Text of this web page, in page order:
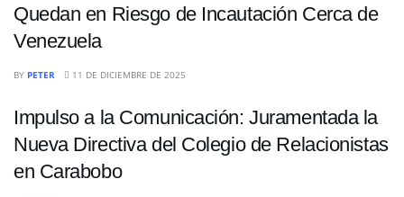
Quedan en Riesgo de Incautación Cerca de
Venezuela
BY PETER 11 DE DICIEMBRE DE 2025
Impulso a la Comunicación: Juramentada la
Nueva Directiva del Colegio de Relacionistas
en Carabobo